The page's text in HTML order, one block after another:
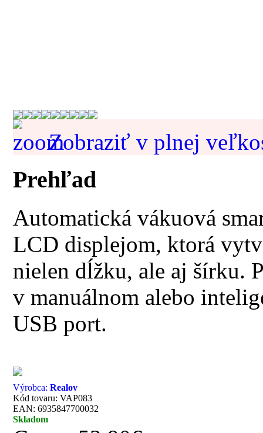
Zobraziť v plnej
Prehľad
Automatická vákuová
LCD displejom, ktorá
nielen dĺžku, ale aj šírku.
v manuálnom alebo
USB port.
Výrobca:Realov
Kód tovaru: VAP083
EAN: 6935847700032
Skladom